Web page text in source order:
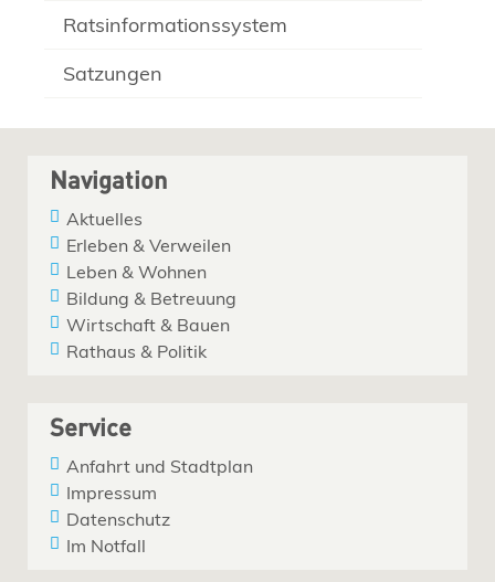
Ratsinformationssystem
Satzungen
Navigation
Aktuelles
Erleben & Verweilen
Leben & Wohnen
Bildung & Betreuung
Wirtschaft & Bauen
Rathaus & Politik
Service
Anfahrt und Stadtplan
Impressum
Datenschutz
Im Notfall